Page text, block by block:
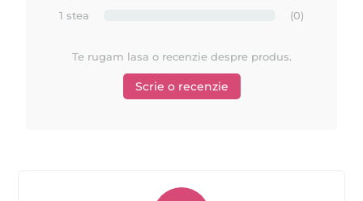
1 stea
(0)
Te rugam lasa o recenzie despre produs.
Scrie o recenzie